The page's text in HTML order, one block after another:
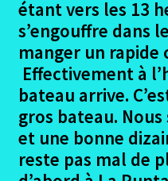
Gîtes et Auberges –
Coût financier
Matériel emporté
Le Chemin Primitif
étant vers les 13
s’engouffre dans
manger un rapide
Effectivement à
bateau arrive.
gros bateau.
et une bonne
reste pas mal de